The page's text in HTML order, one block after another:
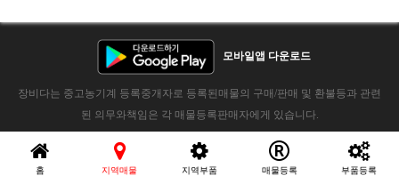
모바일앱 다운로드
장비다는 중고농기계 등록중개자로 등록된매물의 구매/판매 및 환불등과 관련
된 의무와책임은 각 매물등록판매자에게 있습니다.
홈 지역매물 지역부품 매물등록 부품등록